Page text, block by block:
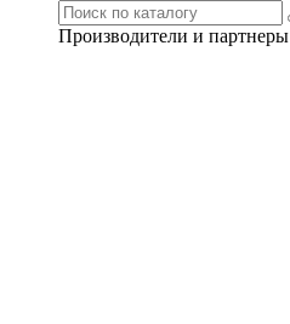
Производители и партнеры